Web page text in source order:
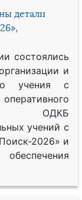
детали
состоялись
и
учения с
ОДКБ
учений с
2026» и